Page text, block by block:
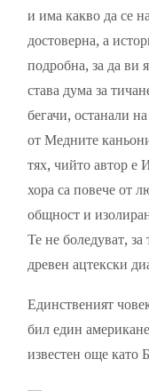
и има какво да се
достоверна, а
подробна, за да ви
става дума за
бегачи, останали
от Медните
тях, чийто автор е
хора са повече от
общност и
Те не боледуват,
древен ацтекски
Единственият
бил един
известен още като